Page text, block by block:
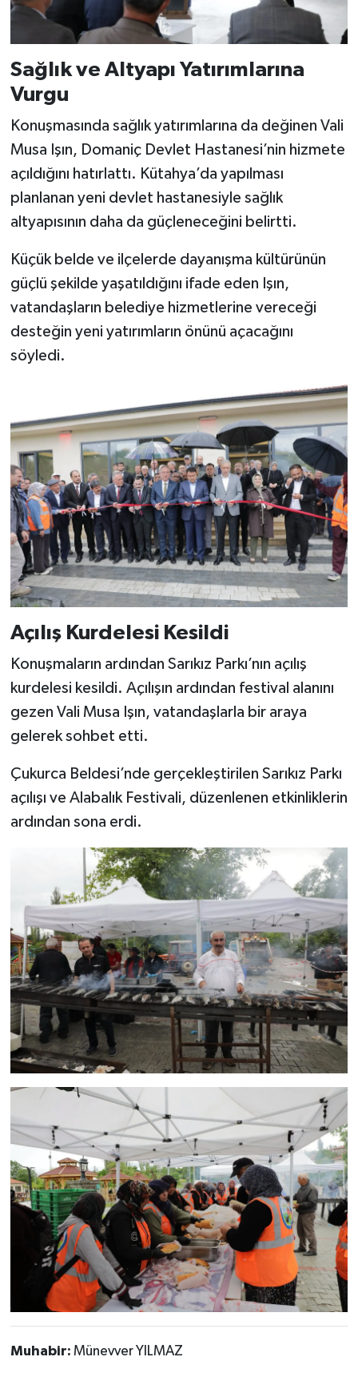
Sağlık ve Altyapı Yatırımlarına
Vurgu
Konuşmasında sağlık yatırımlarına da değinen Vali
Musa Işın, Domaniç Devlet Hastanesi’nin hizmete
açıldığını hatırlattı. Kütahya’da yapılması
planlanan yeni devlet hastanesiyle sağlık
altyapısının daha da güçleneceğini belirtti.
Küçük belde ve ilçelerde dayanışma kültürünün
güçlü şekilde yaşatıldığını ifade eden Işın,
vatandaşların belediye hizmetlerine vereceği
desteğin yeni yatırımların önünü açacağını
söyledi.
Açılış Kurdelesi Kesildi
Konuşmaların ardından Sarıkız Parkı’nın açılış
kurdelesi kesildi. Açılışın ardından festival alanını
gezen Vali Musa Işın, vatandaşlarla bir araya
gelerek sohbet etti.
Çukurca Beldesi’nde gerçekleştirilen Sarıkız Parkı
açılışı ve Alabalık Festivali, düzenlenen etkinliklerin
ardından sona erdi.
Muhabir: Münevver YILMAZ